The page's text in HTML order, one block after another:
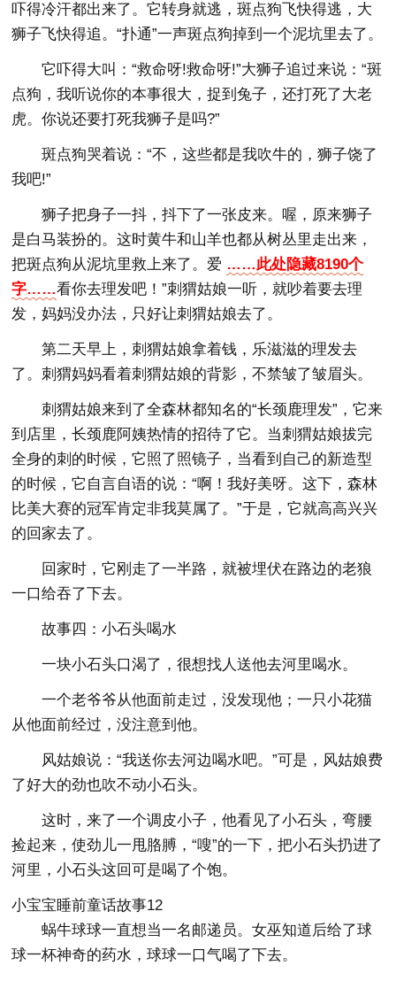
吓得冷汗都出来了。它转身就逃，斑点狗飞快得逃，大
狮子飞快得追。“扑通”一声斑点狗掉到一个泥坑里去了。
它吓得大叫：“救命呀!救命呀!”大狮子追过来说：“斑
点狗，我听说你的本事很大，捉到兔子，还打死了大老
虎。你说还要打死我狮子是吗?”
斑点狗哭着说：“不，这些都是我吹牛的，狮子饶了
我吧!”
狮子把身子一抖，抖下了一张皮来。喔，原来狮子
是白马装扮的。这时黄牛和山羊也都从树丛里走出来，
把斑点狗从泥坑里救上来了。爱 ……此处隐藏8190个
字……看你去理发吧！”刺猬姑娘一听，就吵着要去理
发，妈妈没办法，只好让刺猬姑娘去了。
第二天早上，刺猬姑娘拿着钱，乐滋滋的理发去
了。刺猬妈妈看着刺猬姑娘的背影，不禁皱了皱眉头。
刺猬姑娘来到了全森林都知名的“长颈鹿理发”，它来
到店里，长颈鹿阿姨热情的招待了它。当刺猬姑娘拔完
全身的刺的时候，它照了照镜子，当看到自己的新造型
的时候，它自言自语的说：“啊！我好美呀。这下，森林
比美大赛的冠军肯定非我莫属了。”于是，它就高高兴兴
的回家去了。
回家时，它刚走了一半路，就被埋伏在路边的老狼
一口给吞了下去。
故事四：小石头喝水
一块小石头口渴了，很想找人送他去河里喝水。
一个老爷爷从他面前走过，没发现他；一只小花猫
从他面前经过，没注意到他。
风姑娘说：“我送你去河边喝水吧。”可是，风姑娘费
了好大的劲也吹不动小石头。
这时，来了一个调皮小子，他看见了小石头，弯腰
捡起来，使劲儿一甩胳膊，“嗖”的一下，把小石头扔进了
河里，小石头这回可是喝了个饱。
小宝宝睡前童话故事12
蜗牛球球一直想当一名邮递员。女巫知道后给了球
球一杯神奇的药水，球球一口气喝了下去。